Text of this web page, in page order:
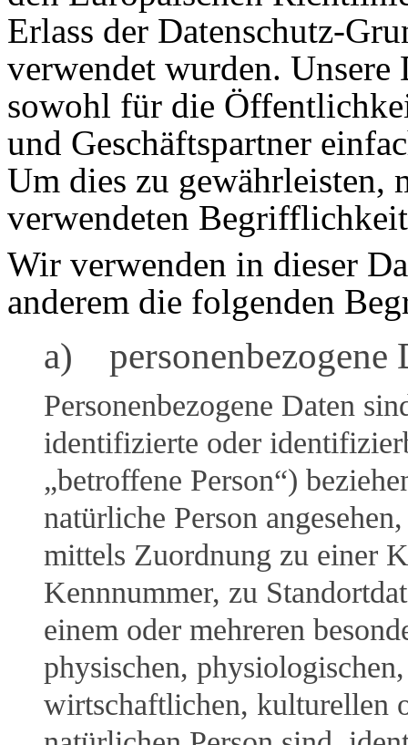
Erlass der Datenschutz-
verwendet wurden.
sowohl für die
und Geschäftspartner
Um dies zu gewährleisten,
verwendeten
Wir verwenden in dieser
anderem die folgenden
a) personenbezogene
Personenbezogene Daten
identifizierte oder
„betroffene Person“)
natürliche Person
mittels Zuordnung zu einer
Kennnummer, zu
einem oder mehreren
physischen,
wirtschaftlichen, kulturellen